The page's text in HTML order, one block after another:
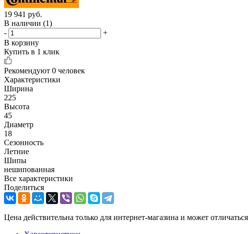
19 941 руб.
В наличии (1)
-
+
В корзину
Купить в 1 клик
Рекомендуют 0 человек
Характеристики
Ширина
225
Высота
45
Диаметр
18
Сезонность
Летние
Шипы
нешипованная
Все характеристики
Поделиться
Цена действительна только для интернет-магазина и может